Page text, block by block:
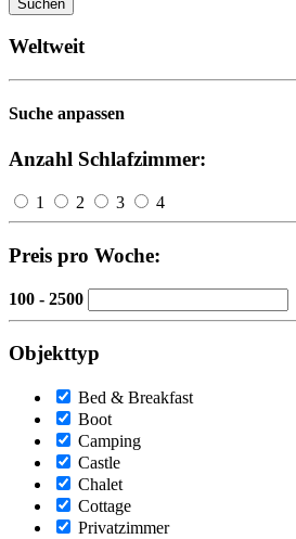
Suchen
Weltweit
Suche anpassen
Anzahl Schlafzimmer:
1 2 3 4
Preis pro Woche:
100 - 2500
Objekttyp
Bed & Breakfast
Boot
Camping
Castle
Chalet
Cottage
Privatzimmer